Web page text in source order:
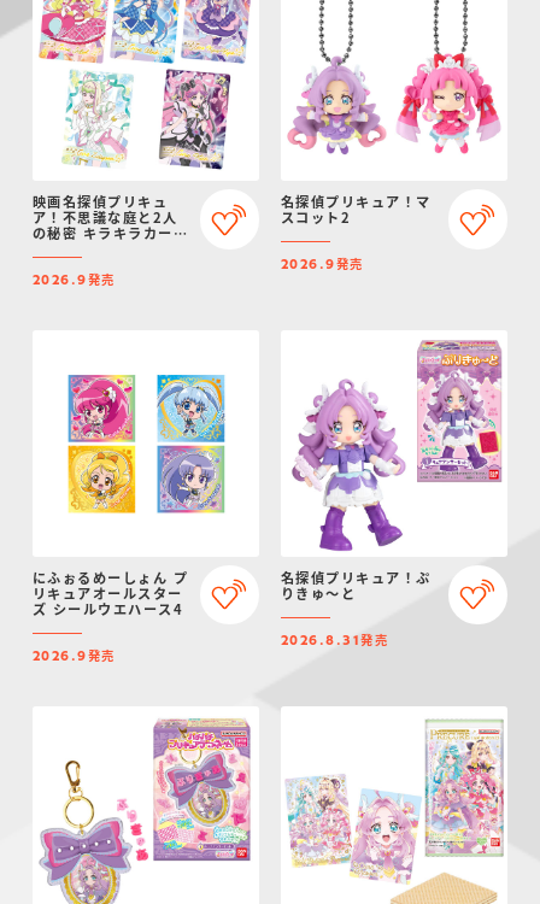
映画名探偵プリキュ
ア！不思議な庭と2人
の秘密 キラキラカード
2026.9発売
名探偵プリキュア！マ
スコット2
2026.9発売
にふぉるめーしょん プ
リキュアオールスター
ズ シールウエハース4
2026.9発売
名探偵プリキュア！ぷ
りきゅ～と
2026.8.31発売